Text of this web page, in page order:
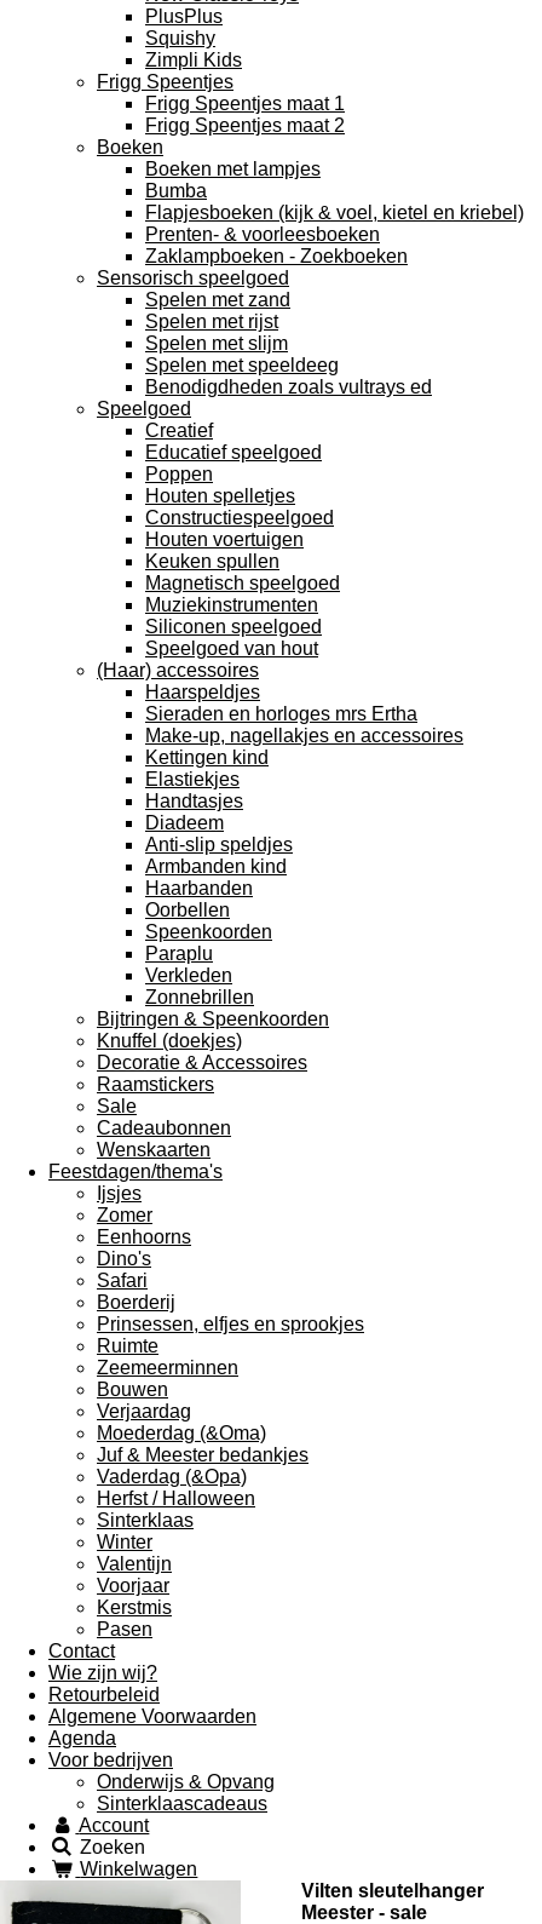
PlusPlus
Squishy
Zimpli Kids
Frigg Speentjes
Frigg Speentjes maat 1
Frigg Speentjes maat 2
Boeken
Boeken met lampjes
Bumba
Flapjesboeken (kijk & voel, kietel en kriebel)
Prenten- & voorleesboeken
Zaklampboeken - Zoekboeken
Sensorisch speelgoed
Spelen met zand
Spelen met rijst
Spelen met slijm
Spelen met speeldeeg
Benodigdheden zoals vultrays ed
Speelgoed
Creatief
Educatief speelgoed
Poppen
Houten spelletjes
Constructiespeelgoed
Houten voertuigen
Keuken spullen
Magnetisch speelgoed
Muziekinstrumenten
Siliconen speelgoed
Speelgoed van hout
(Haar) accessoires
Haarspeldjes
Sieraden en horloges mrs Ertha
Make-up, nagellakjes en accessoires
Kettingen kind
Elastiekjes
Handtasjes
Diadeem
Anti-slip speldjes
Armbanden kind
Haarbanden
Oorbellen
Speenkoorden
Paraplu
Verkleden
Zonnebrillen
Bijtringen & Speenkoorden
Knuffel (doekjes)
Decoratie & Accessoires
Raamstickers
Sale
Cadeaubonnen
Wenskaarten
Feestdagen/thema's
Ijsjes
Zomer
Eenhoorns
Dino's
Safari
Boerderij
Prinsessen, elfjes en sprookjes
Ruimte
Zeemeerminnen
Bouwen
Verjaardag
Moederdag (&Oma)
Juf & Meester bedankjes
Vaderdag (&Opa)
Herfst / Halloween
Sinterklaas
Winter
Valentijn
Voorjaar
Kerstmis
Pasen
Contact
Wie zijn wij?
Retourbeleid
Algemene Voorwaarden
Agenda
Voor bedrijven
Onderwijs & Opvang
Sinterklaascadeaus
Account
Zoeken
Winkelwagen
Vilten sleutelhanger
Meester - sale